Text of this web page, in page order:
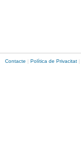
Contacte | Política de Privacitat |